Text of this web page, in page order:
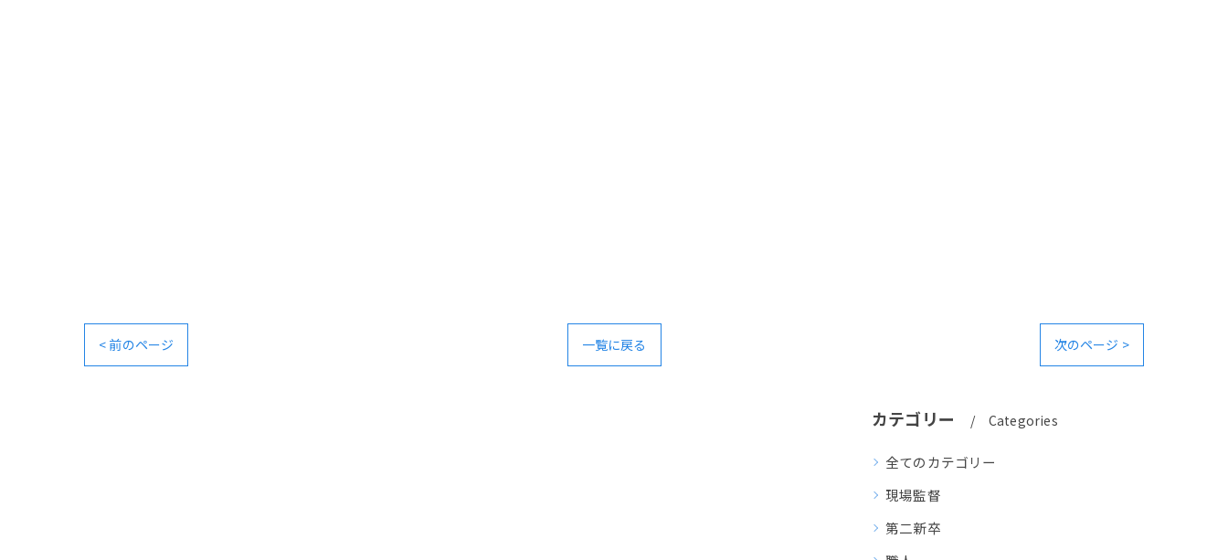
< 前のページ 一覧に戻る 次のページ >
カテゴリー Categories
全てのカテゴリー
現場監督
第二新卒